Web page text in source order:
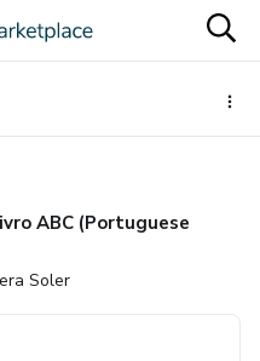
ABC (Portuguese
Soler